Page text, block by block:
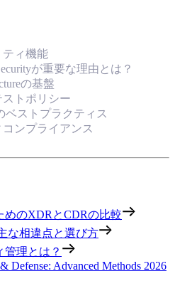
ティ機能
が重要な理由とは？
の基盤
ストポリシー
ベストプラクティス
ンプライアンス
めのXDRとCDRの比較
な相違点と選び方
管理とは？
Defense: Advanced Methods 2026